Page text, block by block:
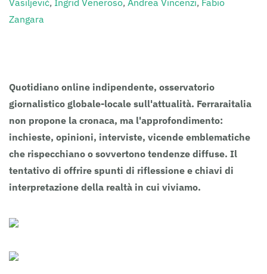
Vasiljević, Ingrid Veneroso, Andrea Vincenzi, Fabio
Zangara
Quotidiano online indipendente, osservatorio
giornalistico globale-locale sull'attualità. Ferraraitalia
non propone la cronaca, ma l'approfondimento:
inchieste, opinioni, interviste, vicende emblematiche
che rispecchiano o sovvertono tendenze diffuse. Il
tentativo di offrire spunti di riflessione e chiavi di
interpretazione della realtà in cui viviamo.